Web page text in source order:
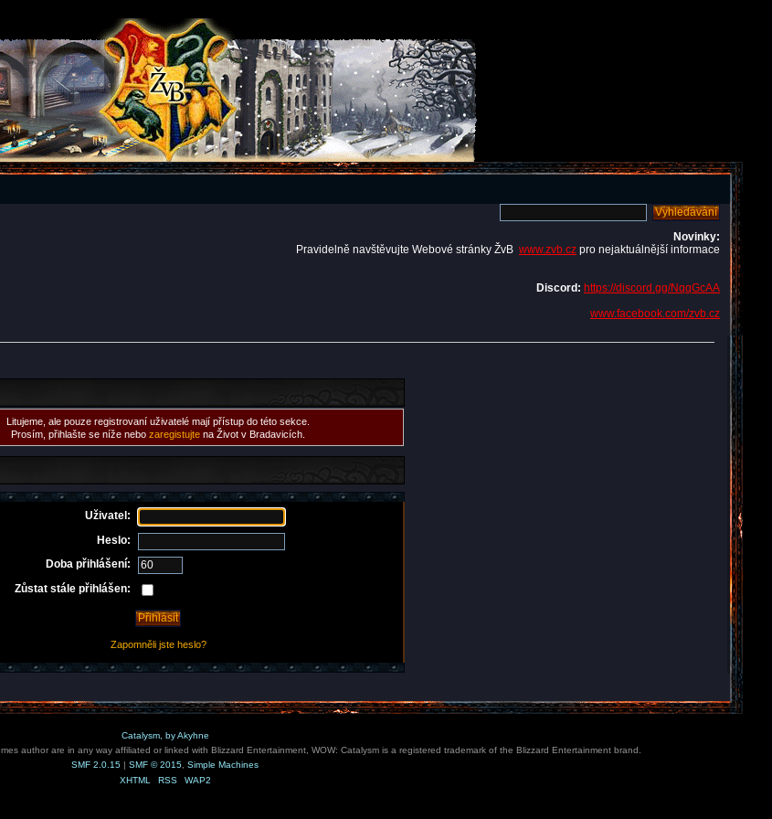
Novinky:
Pravidelně navštěvujte Webové stránky ŽvB www.zvb.cz pro nejaktuálnější informace
Discord: https://discord.gg/NqqGcAA
www.facebook.com/zvb.cz
Litujeme, ale pouze registrovaní uživatelé mají přístup do této sekce.
Prosím, přihlašte se níže nebo zaregistujte na Život v Bradavicích.
Uživatel:
Heslo:
Doba přihlášení:
Zůstat stále přihlášen:
Zapomněli jste heslo?
Catalysm, by Akyhne
author are in any way affiliated or linked with Blizzard Entertainment, WOW: Catalysm is a registered trademark of the Blizzard Entertainment brand.
SMF 2.0.15 | SMF © 2015 Simple Machines
XHTML
RSS WAP2